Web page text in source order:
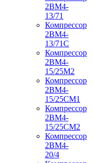
2ВМ4-
13/71
Компрессор
2ВМ4-
13/71С
Компрессор
2ВМ4-
15/25М2
Компрессор
2ВМ4-
15/25СМ1
Компрессор
2ВМ4-
15/25СМ2
Компрессор
2ВМ4-
20/4